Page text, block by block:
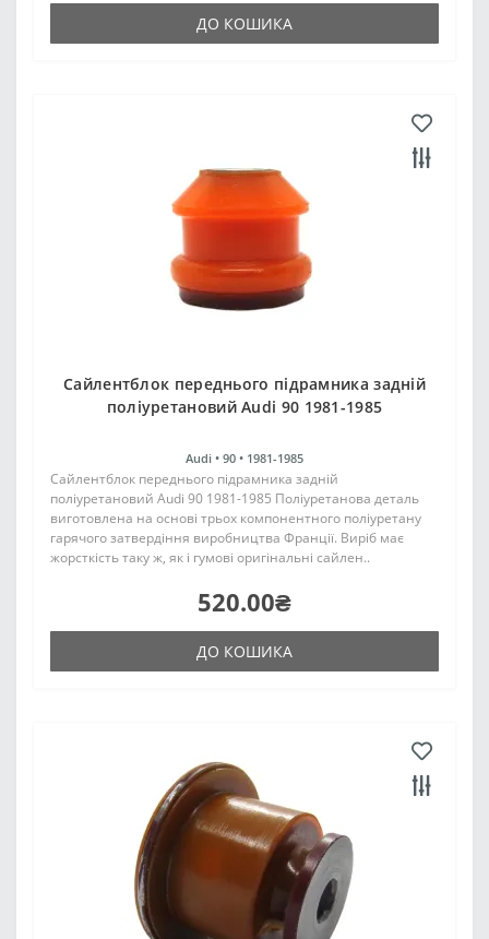
ДО КОШИКА
Сайлентблок переднього підрамника задній
поліуретановий Audi 90 1981-1985
Audi • 90 • 1981-1985
Сайлентблок переднього підрамника задній
поліуретановий Audi 90 1981-1985 Поліуретанова деталь
виготовлена на основі трьох компонентного поліуретану
гарячого затвердіння виробництва Франції. Виріб має
жорсткість таку ж, як і гумові оригінальні сайлен..
520.00₴
ДО КОШИКА